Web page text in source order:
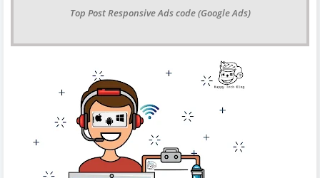
Top Post Responsive Ads code (Google Ads)